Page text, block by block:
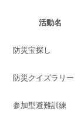
活動名
防災宝探し
防災クイズラリー
参加型避難訓練